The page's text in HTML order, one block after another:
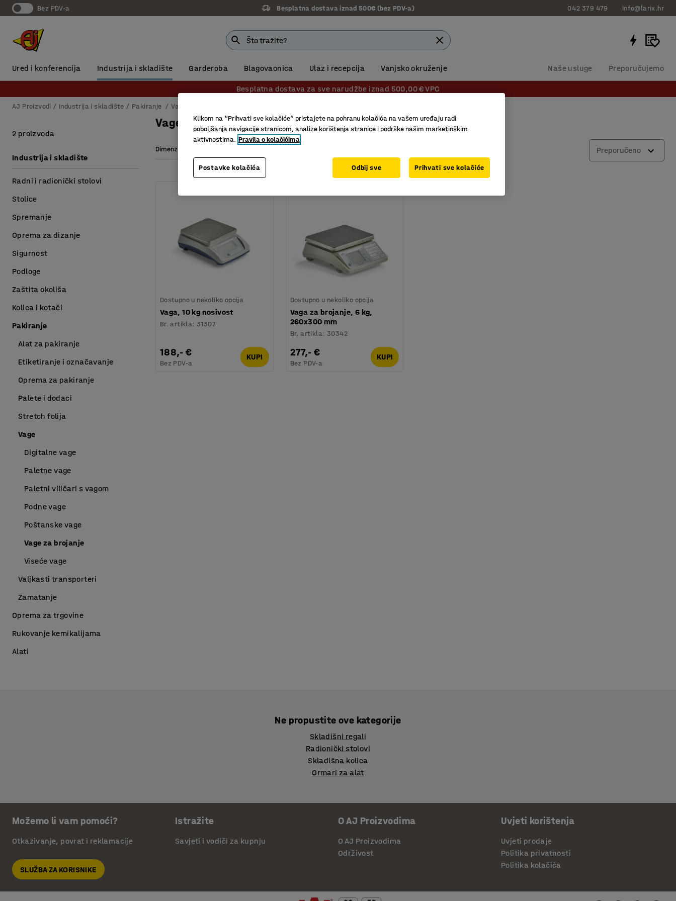
Bez PDV-a Besplatna dostava iznad 500€ (bez PDV-a) 042 379 479 info@larix.hr
Ured i konferencija Industrija i skladište Garderoba Blagovaonica Ulaz i recepcija Vanjsko okruženje Naše usluge Preporučujemo
Besplatna dostava za sve narudžbe iznad 500,00 € VPC
AJ Proizvodi Industrija i skladište Pakiranje Vage
Vage za brojanje
Dimenzije platforme Preporučeno
Dostupno u nekoliko opcija
Vaga, 10 kg nosivost
Br. artikla:31307
188,- €
Bez PDV-a
KUPI
Dostupno u nekoliko opcija
Vaga za brojanje, 6 kg,
260x300 mm
Br. artikla: 30342
277,- €
Bez PDV-a
KUPI
2 proizvoda
Industrija i skladište
Radni i radionički stolovi
Stolice
Spremanje
Oprema za dizanje
Sigurnost
Podloge
Zaštita okoliša
Kolica i kotači
Pakiranje
Alat za pakiranje
Etiketiranje i označavanje
Oprema za pakiranje
Palete i dodaci
Stretch folija
Vage
Digitalne vage
Paletne vage
Paletni viličari s vagom
Podne vage
Poštanske vage
Vage za brojanje
Viseće vage
Valjkasti transporteri
Zamatanje
Oprema za trgovine
Rukovanje kemikalijama
Alati
Ne propustite ove kategorije
Skladišni regali
Radionički stolovi
Skladišna kolica
Ormari za alat
Možemo li vam pomoći?
Otkazivanje, povrat i reklamacije
SLUŽBA ZA KORISNIKE
Istražite
Savjeti i vodiči za kupnju
O AJ Proizvodima
O AJ Proizvodima
Održivost
Uvjeti korištenja
Uvjeti prodaje
Politika privatnosti
Politika kolačića
Klikom na “Prihvati sve kolačiće” pristajete na pohranu kolačića na vašem uređaju radi
poboljšanja navigacije stranicom, analize korištenja stranice i podrške našim marketinškim
aktivnostima. Pravila o kolačićima
Postavke kolačića Odbij sve Prihvati sve kolačiće